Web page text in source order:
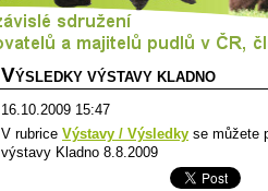
VÝSLEDKY VÝSTAVY KLADNO
16.10.2009 15:47
V rubrice Výstavy / Výsledky se můžete
výstavy Kladno 8.8.2009